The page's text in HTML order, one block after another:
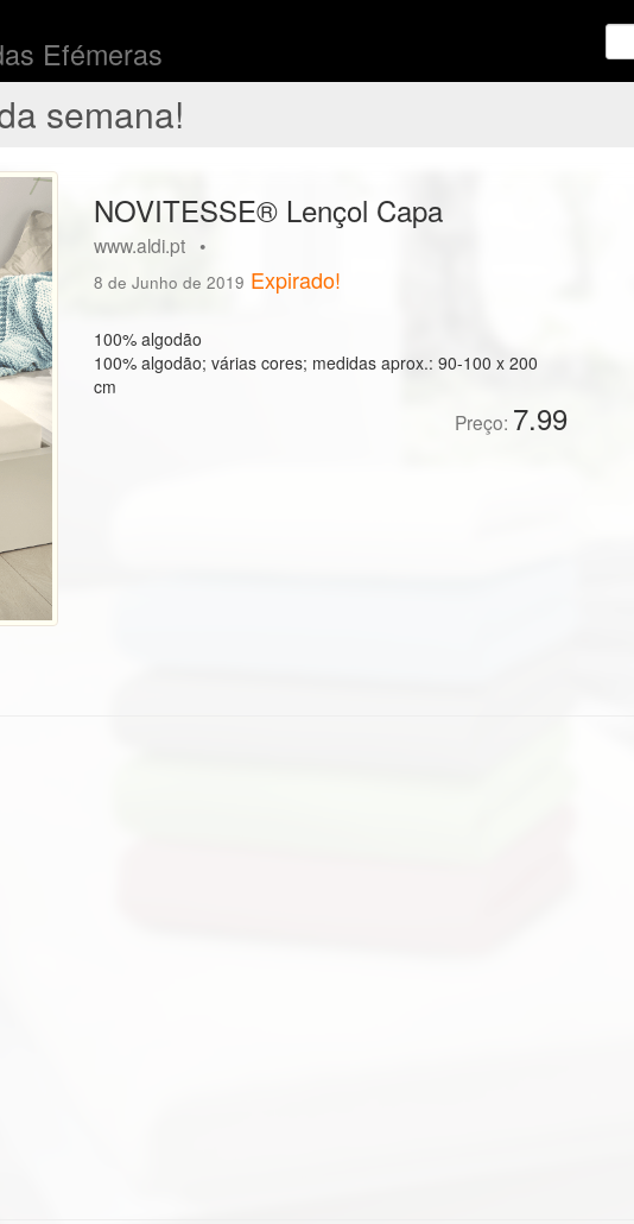
Efémeras
semana!
NOVITESSE® Lençol Capa
www.aldi.pt •
8 de Junho de 2019 Expirado!
100% algodão
100% algodão; várias cores; medidas aprox.: 90-100 x 200
cm
Preço: 7.99